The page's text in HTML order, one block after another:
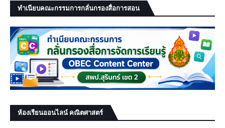
ทำเนียบคณะกรรมการกลั่นกรองสื่อการสอน
ห้องเรียนออนไลน์ คณิตศาสตร์